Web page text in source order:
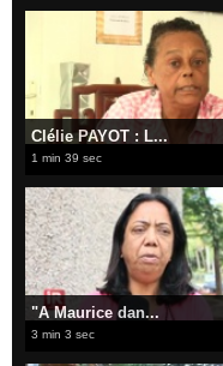
Clélie PAYOT : L...
1 min 39 sec
"A Maurice dan...
3 min 3 sec